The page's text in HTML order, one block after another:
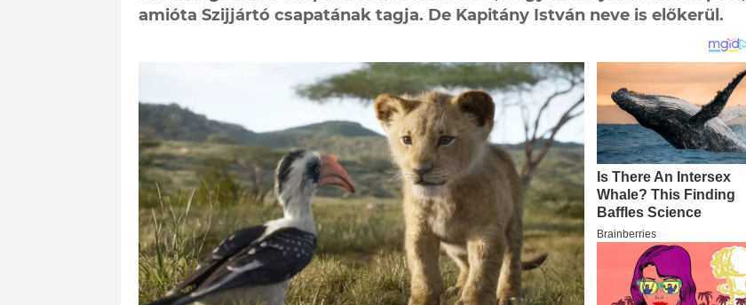
amióta Szijjártó csapatának tagja. De Kapitány István neve is előkerül.